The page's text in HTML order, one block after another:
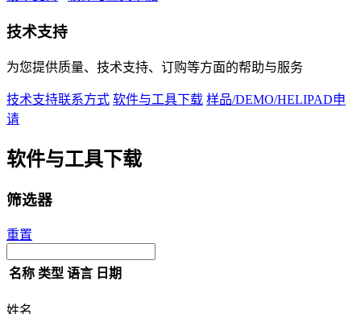
技术支持
为您提供质量、技术支持、订购等方面的帮助与服务
技术支持联系方式 软件与工具下载 样品/DEMO/HELIPAD申
请
软件与工具下载
筛选器
重置
名称 类型 语言 日期
姓名